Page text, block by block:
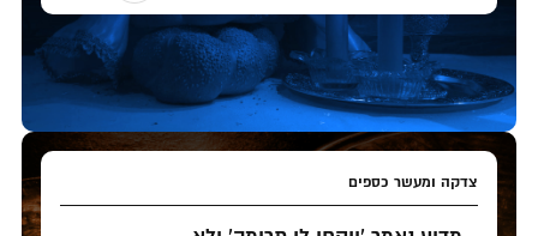
צדקה ומעשר כספים